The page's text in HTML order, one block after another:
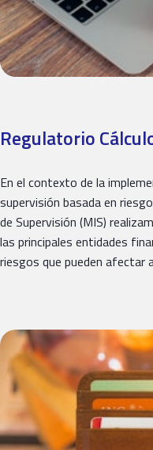
Regulatorio
En el contexto de la
supervisión basada en
de Supervisión (MIS)
las principales entidades
riesgos que pueden afectar